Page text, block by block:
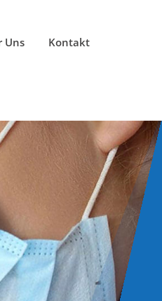
Uns Kontakt